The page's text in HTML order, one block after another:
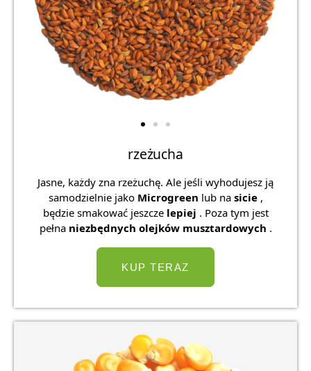
rzeżucha
Jasne, każdy zna rzeżuchę. Ale jeśli wyhodujesz ją
samodzielnie jako Microgreen lub na sicie,
będzie smakować jeszcze lepiej . Poza tym jest
pełna niezbędnych olejków musztardowych .
KUP TERAZ